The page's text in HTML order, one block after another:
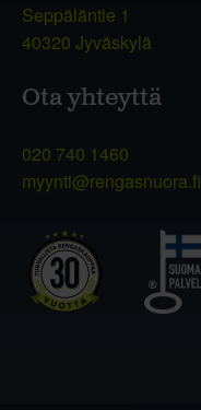
Seppäläntie 1
40320 Jyväskylä
Ota yhteyttä
020 740 1460
myynti@rengasnuora.fi